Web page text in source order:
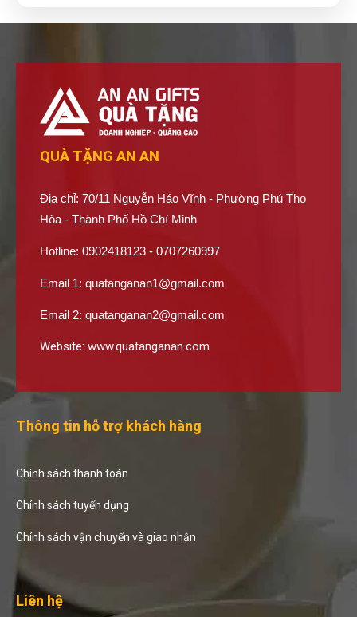
QUÀ TẶNG AN AN
Địa chỉ: 70/11 Nguyễn Háo Vĩnh - Phường Phú Thọ
Hòa - Thành Phố Hồ Chí Minh
Hotline: 0902418123 - 0707260997
Email 1: quatanganan1@gmail.com
Email 2: quatanganan2@gmail.com
Website: www.quatanganan.com
Thông tin hỗ trợ khách hàng
Chính sách thanh toán
Chính sách tuyển dụng
Chính sách vận chuyển và giao nhận
Liên hệ